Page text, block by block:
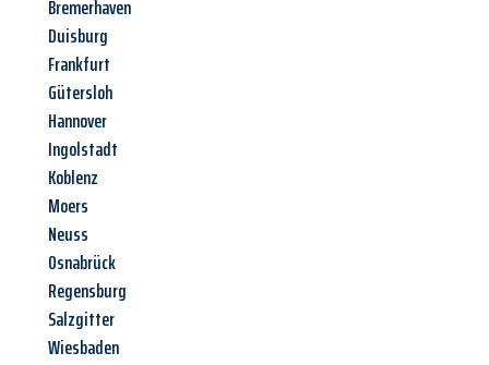
Bremerhaven
Duisburg
Frankfurt
Gütersloh
Hannover
Ingolstadt
Koblenz
Moers
Neuss
Osnabrück
Regensburg
Salzgitter
Wiesbaden